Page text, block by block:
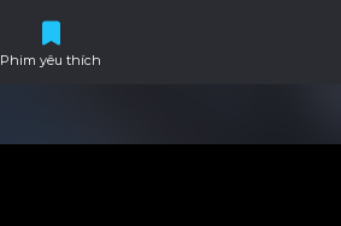
Phim yêu thích